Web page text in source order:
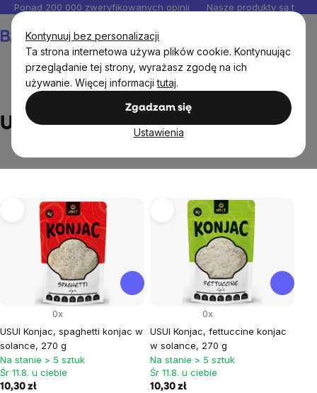
Kontynuuj bez personalizacji
Ta strona internetowa używa plików cookie. Kontynuując
przeglądanie tej strony, wyrażasz zgodę na ich
używanie. Więcej informacjitutaj.
Zgadzam się
Ustawienia
Przejść
do
treści
Ponad 200 000 zweryfikowanych opinii Nasze produkty są
Usui
Usui
produktów
USUI Konjac, spaghetti konjac w
solance, 270 g
0x
Na stanie > 5 sztuk
Śr 11.8. u ciebie
10,30 zł
USUI Konjac, fettuccine konjac
w solance, 270 g
0x
Na stanie > 5 sztuk
Śr 11.8. u ciebie
10,30 zł